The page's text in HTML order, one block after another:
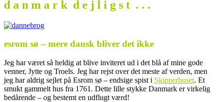
d a n m a r k d e j l i g s t . . .
esrom sø – mere dansk bliver det ikke
Jeg har været så heldig at blive inviteret ud i det blå af mine gode
venner, Jytte og Troels. Jeg har rejst over det meste af verden, men
jeg har aldrig sejlet på Esrom sø – endsige spist i Skipperhuset. Et
smukt gammelt hus fra 1761. Dette lille stykke Danmark er virkelig
bedårende – og bestemt en udflugt værd!